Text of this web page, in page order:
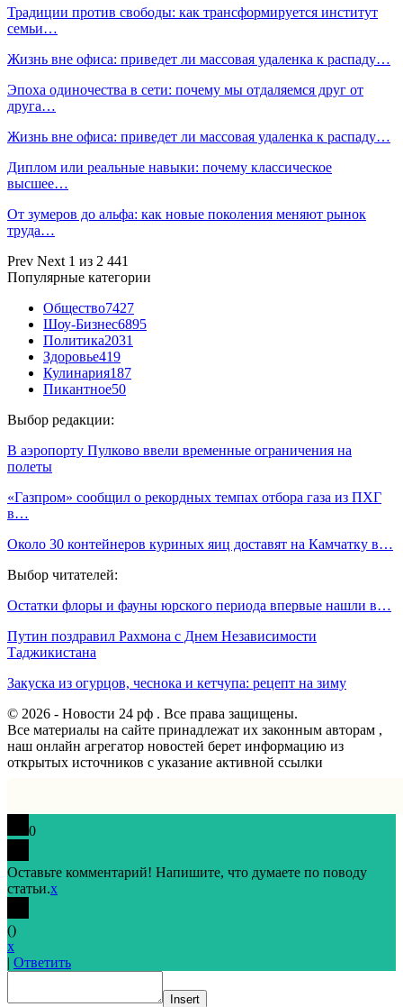
Традиции против свободы: как трансформируется институт
семьи…
Жизнь вне офиса: приведет ли массовая удаленка к распаду…
Эпоха одиночества в сети: почему мы отдаляемся друг от
друга…
Жизнь вне офиса: приведет ли массовая удаленка к распаду…
Диплом или реальные навыки: почему классическое
высшее…
От зумеров до альфа: как новые поколения меняют рынок
труда…
Prev Next 1 из 2 441
Популярные категории
Общество7427
Шоу-Бизнес6895
Политика2031
Здоровье419
Кулинария187
Пикантное50
Выбор редакции:
В аэропорту Пулково ввели временные ограничения на
полеты
«Газпром» сообщил о рекордных темпах отбора газа из ПХГ
в…
Около 30 контейнеров куриных яиц доставят на Камчатку в…
Выбор читателей:
Остатки флоры и фауны юрского периода впервые нашли в…
Путин поздравил Рахмона с Днем Независимости
Таджикистана
Закуска из огурцов, чеснока и кетчупа: рецепт на зиму
© 2026 - Новости 24 рф . Все права защищены.
Все материалы на сайте принадлежат их законным авторам ,
наш онлайн агрегатор новостей берет информацию из
открытых источников с указание активной ссылки
0
Оставьте комментарий! Напишите, что думаете по поводу
статьи.x
()
x
| Ответить
Insert